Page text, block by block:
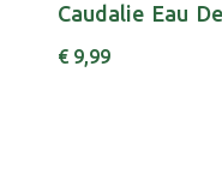
€ 9,99